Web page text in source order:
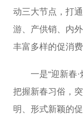
动三大节点，打
游、产供销、内
丰富多样的促消费
一是“迎新春·
把握新春习俗，
明、形式新颖的